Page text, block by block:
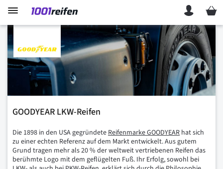
Mein
GOODYEAR LKW-Reifen
Die 1898 in den USA gegründete Reifenmarke GOODYEAR hat sich
zu einer echten Referenz auf dem Markt entwickelt. Aus gutem
Grund tragen mehr als 20 % der weltweit vertriebenen Reifen das
berühmte Logo mit dem geflügelten Fuß. Ihr Erfolg, sowohl bei